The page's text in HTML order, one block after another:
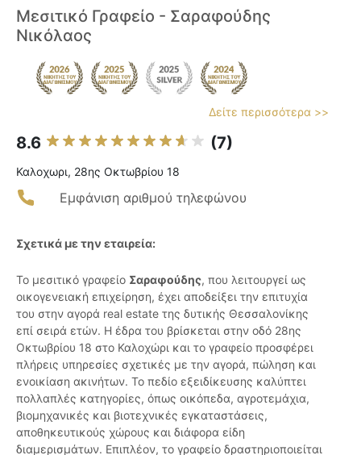
Μεσιτικό Γραφείο - Σαραφούδης
Νικόλαος
Δείτε περισσότερα >>
8.6 (7)
Καλοχωρι, 28ης Οκτωβρίου 18
Εμφάνιση αριθμού τηλεφώνου
Σχετικά με την εταιρεία:
Το μεσιτικό γραφείο Σαραφούδης, που λειτουργεί ως
οικογενειακή επιχείρηση, έχει αποδείξει την επιτυχία
του στην αγορά real estate της δυτικής Θεσσαλονίκης
επί σειρά ετών. Η έδρα του βρίσκεται στην οδό 28ης
Οκτωβρίου 18 στο Καλοχώρι και το γραφείο προσφέρει
πλήρεις υπηρεσίες σχετικές με την αγορά, πώληση και
ενοικίαση ακινήτων. Το πεδίο εξειδίκευσης καλύπτει
πολλαπλές κατηγορίες, όπως οικόπεδα, αγροτεμάχια,
βιομηχανικές και βιοτεχνικές εγκαταστάσεις,
αποθηκευτικούς χώρους και διάφορα είδη
διαμερισμάτων. Επιπλέον, το γραφείο δραστηριοποιείται